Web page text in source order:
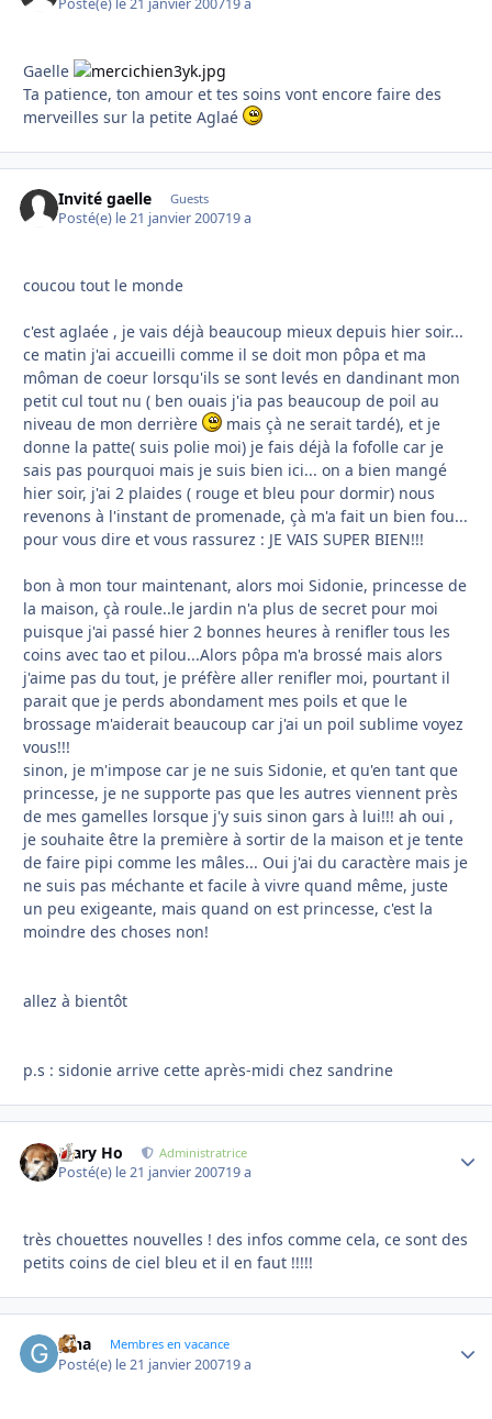
Gaelle
Ta patience, ton amour et tes soins vont encore faire des
merveilles sur la petite Aglaé
Invité gaelle Guests
Posté(e) le 21 janvier 200719 a
coucou tout le monde
c'est aglaée , je vais déjà beaucoup mieux depuis hier soir...
ce matin j'ai accueilli comme il se doit mon pôpa et ma
môman de coeur lorsqu'ils se sont levés en dandinant mon
petit cul tout nu ( ben ouais j'ia pas beaucoup de poil au
niveau de mon derrière
mais çà ne serait tardé), et je
donne la patte( suis polie moi) je fais déjà la fofolle car je
sais pas pourquoi mais je suis bien ici... on a bien mangé
hier soir, j'ai 2 plaides ( rouge et bleu pour dormir) nous
revenons à l'instant de promenade, çà m'a fait un bien fou...
pour vous dire et vous rassurez : JE VAIS SUPER BIEN!!!
bon à mon tour maintenant, alors moi Sidonie, princesse de
la maison, çà roule..le jardin n'a plus de secret pour moi
puisque j'ai passé hier 2 bonnes heures à renifler tous les
coins avec tao et pilou...Alors pôpa m'a brossé mais alors
j'aime pas du tout, je préfère aller renifler moi, pourtant il
parait que je perds abondament mes poils et que le
brossage m'aiderait beaucoup car j'ai un poil sublime voyez
vous!!!
sinon, je m'impose car je ne suis Sidonie, et qu'en tant que
princesse, je ne supporte pas que les autres viennent près
de mes gamelles lorsque j'y suis sinon gars à lui!!! ah oui ,
je souhaite être la première à sortir de la maison et je tente
de faire pipi comme les mâles... Oui j'ai du caractère mais je
ne suis pas méchante et facile à vivre quand même, juste
un peu exigeante, mais quand on est princesse, c'est la
moindre des choses non!
allez à bientôt
p.s : sidonie arrive cette après-midi chez sandrine
Mary Ho Administratrice
Posté(e) le 21 janvier 200719 a
très chouettes nouvelles ! des infos comme cela, ce sont des
petits coins de ciel bleu et il en faut !!!!!
gina Membres en vacance
Posté(e) le 21 janvier 200719 a